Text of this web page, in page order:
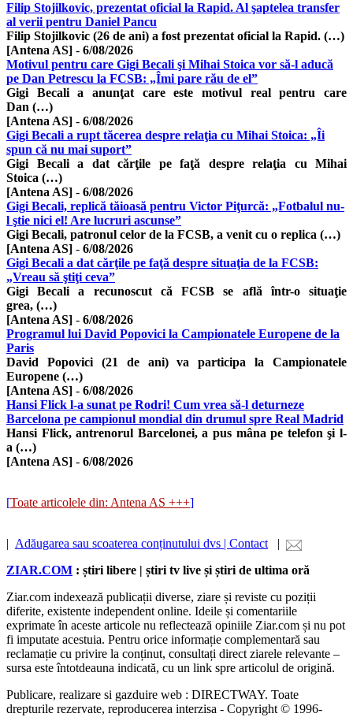
Filip Stojilkovic, prezentat oficial la Rapid. Al şaptelea transfer
al verii pentru Daniel Pancu
Filip Stojilkovic (26 de ani) a fost prezentat oficial la Rapid. (…)
[Antena AS] - 6/08/2026
Motivul pentru care Gigi Becali şi Mihai Stoica vor să-l aducă
pe Dan Petrescu la FCSB: „Îmi pare rău de el”
Gigi Becali a anunţat care este motivul real pentru care
Dan (…)
[Antena AS] - 6/08/2026
Gigi Becali a rupt tăcerea despre relaţia cu Mihai Stoica: „Îi
spun că nu mai suport”
Gigi Becali a dat cărţile pe faţă despre relaţia cu Mihai
Stoica (…)
[Antena AS] - 6/08/2026
Gigi Becali, replică tăioasă pentru Victor Piţurcă: „Fotbalul nu-
l ştie nici el! Are lucruri ascunse”
Gigi Becali, patronul celor de la FCSB, a venit cu o replica (…)
[Antena AS] - 6/08/2026
Gigi Becali a dat cărţile pe faţă despre situaţia de la FCSB:
„Vreau să ştiţi ceva”
Gigi Becali a recunoscut că FCSB se află într-o situaţie
grea, (…)
[Antena AS] - 6/08/2026
Programul lui David Popovici la Campionatele Europene de la
Paris
David Popovici (21 de ani) va participa la Campionatele
Europene (…)
[Antena AS] - 6/08/2026
Hansi Flick l-a sunat pe Rodri! Cum vrea să-l deturneze
Barcelona pe campionul mondial din drumul spre Real Madrid
Hansi Flick, antrenorul Barcelonei, a pus mâna pe telefon şi l-
a (…)
[Antena AS] - 6/08/2026
[Toate articolele din: Antena AS +++]
| Adăugarea sau scoaterea conținutului dvs | Contact |
ZIAR.COM : știri libere | știri tv live și știri de ultima oră
Ziar.com indexează publicații diverse, ziare și reviste cu poziții
diferite, existente independent online. Ideile și comentariile
exprimate în aceste articole nu reflectează opiniile Ziar.com și nu pot
fi imputate acestuia. Pentru orice informație complementară sau
reclamație cu privire la conținut, consultați direct ziarele relevante –
sursa este întotdeauna indicată, cu un link spre articolul de origină.
Publicare, realizare si gazduire web : DIRECTWAY. Toate
drepturile rezervate, reproducerea interzisa - Copyright © 1996-